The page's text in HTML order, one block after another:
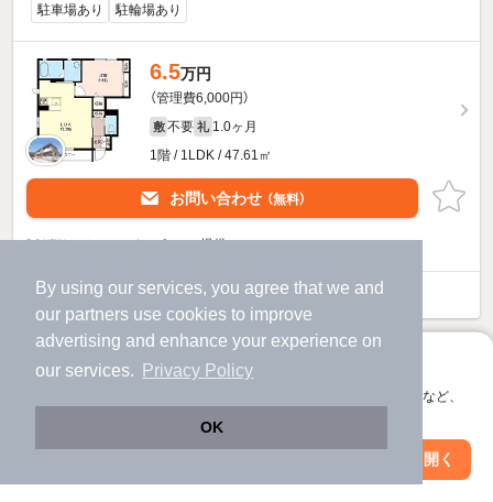
By using our services, you agree that we and
our partners use cookies to improve
advertising and enhance your experience on
our services.
Privacy Policy
OK
アプリに切り替えて、サクサクお部屋探し
会員登録なしですぐ使える。マップ検索やお気に入り保存など、
アプリを開く
駐車場あり 駐輪場あり
6.5万円
（管理費6,000円）
敷 不要 礼 1.0ヶ月
1階 / 1LDK / 47.61㎡
お問い合わせ （無料）
提供
フェリーチェＢのすべての部屋を見る
絞り込み条件を変更